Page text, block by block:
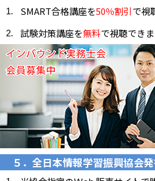
SMART合格講座を50％割引で視
試験対策講座を無料で視聴できま
５．全日本情報学習振興協会